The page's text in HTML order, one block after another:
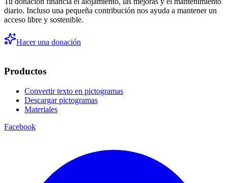
diario. Incluso una pequeña contribución nos ayuda a mantener un
acceso libre y sostenible.
Hacer una donación
Productos
Convertir texto en pictogramas
Descargar pictogramas
Materiales
Facebook